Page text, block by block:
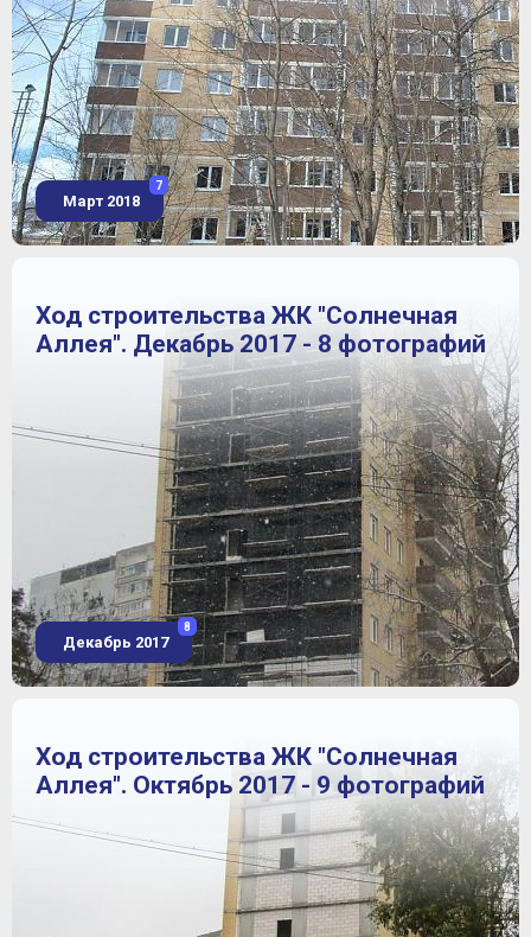
Март 2018
7
Ход строительства ЖК "Солнечная
Аллея". Декабрь 2017 - 8 фотографий
Декабрь 2017
8
Ход строительства ЖК "Солнечная
Аллея". Октябрь 2017 - 9 фотографий